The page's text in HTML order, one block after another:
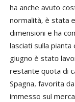
ha anche avuto
normalità, è stata
dimensioni e ha
lasciati sulla pianta
giugno è stato
restante quota di
Spagna, favorita
immesso sul